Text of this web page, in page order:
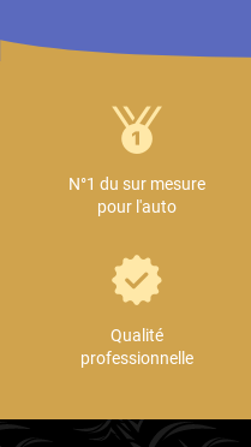
N°1 du sur mesure
pour l'auto
Qualité
professionnelle